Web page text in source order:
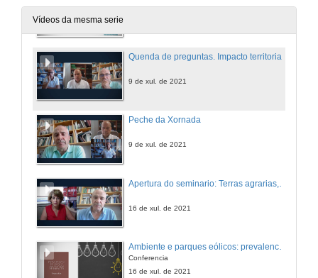
Vídeos da mesma serie
Quenda de preguntas. Impacto territorial
9 de xul. de 2021
Peche da Xornada
9 de xul. de 2021
16 de xul. de 2021
Ambiente e parques eólicos: prevalencia de usos, impacto ambiental esobre o territorio
Conferencia
16 de xul. de 2021